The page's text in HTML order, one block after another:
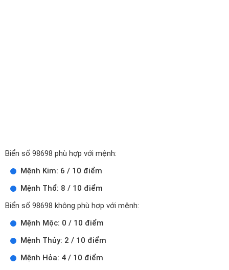
Biển số 98698 phù hợp với mệnh:
Mệnh Kim: 6 / 10 điểm
Mệnh Thổ: 8 / 10 điểm
Biển số 98698 không phù hợp với mệnh:
Mệnh Mộc: 0 / 10 điểm
Mệnh Thủy: 2 / 10 điểm
Mệnh Hỏa: 4 / 10 điểm